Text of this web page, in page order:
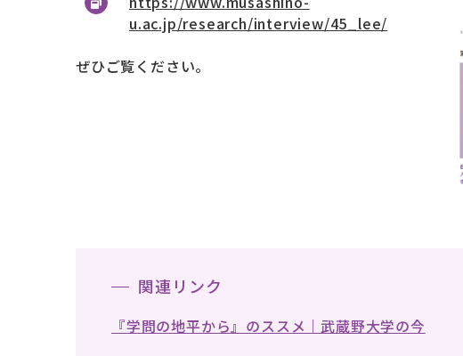
u.ac.jp/research/interview/45_lee/
ぜひご覧ください。
関連リンク
『学問の地平から』のススメ｜武蔵野大学の今